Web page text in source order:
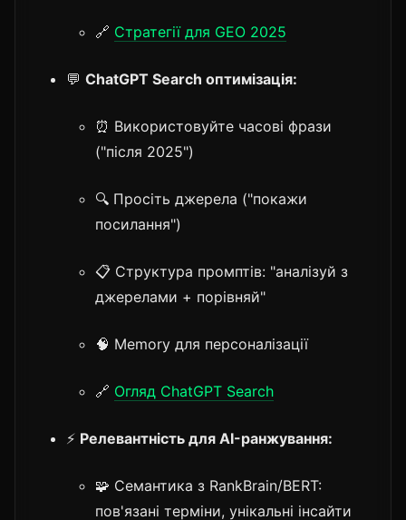
🔗 Стратегії для GEO 2025
💬 ChatGPT Search оптимізація:
⏰ Використовуйте часові фрази
("після 2025")
🔍 Просіть джерела ("покажи
посилання")
📋 Структура промптів: "аналізуй з
джерелами + порівняй"
🧠 Memory для персоналізації
🔗 Огляд ChatGPT Search
⚡ Релевантність для AI-ранжування:
🧩 Семантика з RankBrain/BERT:
пов'язані терміни, унікальні інсайти